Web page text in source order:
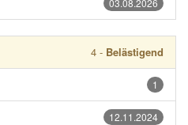
03.08.2026
4 - Belästigend
1
12.11.2024